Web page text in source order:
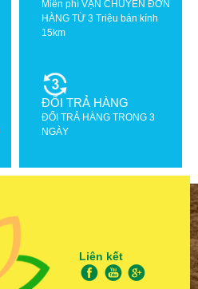
Miễn phí VẬN CHUYỂN ĐƠN
HÀNG TỪ 3 Triệu bán kính
15km
ĐỔI TRẢ HÀNG
ĐỔI TRẢ HÀNG TRONG 3
NGÀY
Liên kết